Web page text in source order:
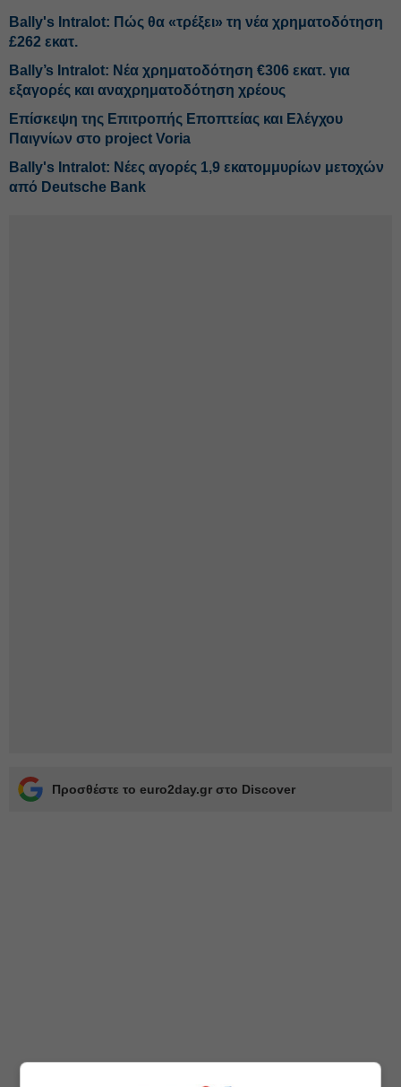
Bally's Intralot: Πώς θα «τρέξει» τη νέα χρηματοδότηση
£262 εκατ.
Bally’s Intralot: Νέα χρηματοδότηση €306 εκατ. για
εξαγορές και αναχρηματοδότηση χρέους
Επίσκεψη της Επιτροπής Εποπτείας και Ελέγχου
Παιγνίων στο project Voria
Bally's Intralot: Νέες αγορές 1,9 εκατομμυρίων μετοχών
από Deutsche Bank
Προσθέστε το euro2day.gr στο Discover